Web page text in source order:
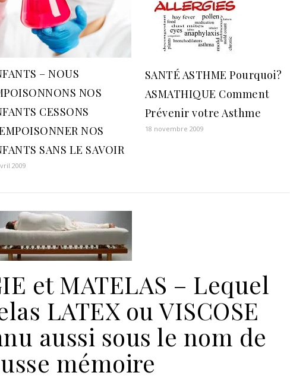
– NOUS
NOS
CESSONS
NOS
SANS LE SAVOIR
2009
SANTÉ ASTHME Pourquoi?
ASMATHIQUE Comment
Prévenir votre Asthme
18 novembre 2009
et MATELAS – Lequel
LATEX ou VISCOSE
aussi sous le nom de
mémoire